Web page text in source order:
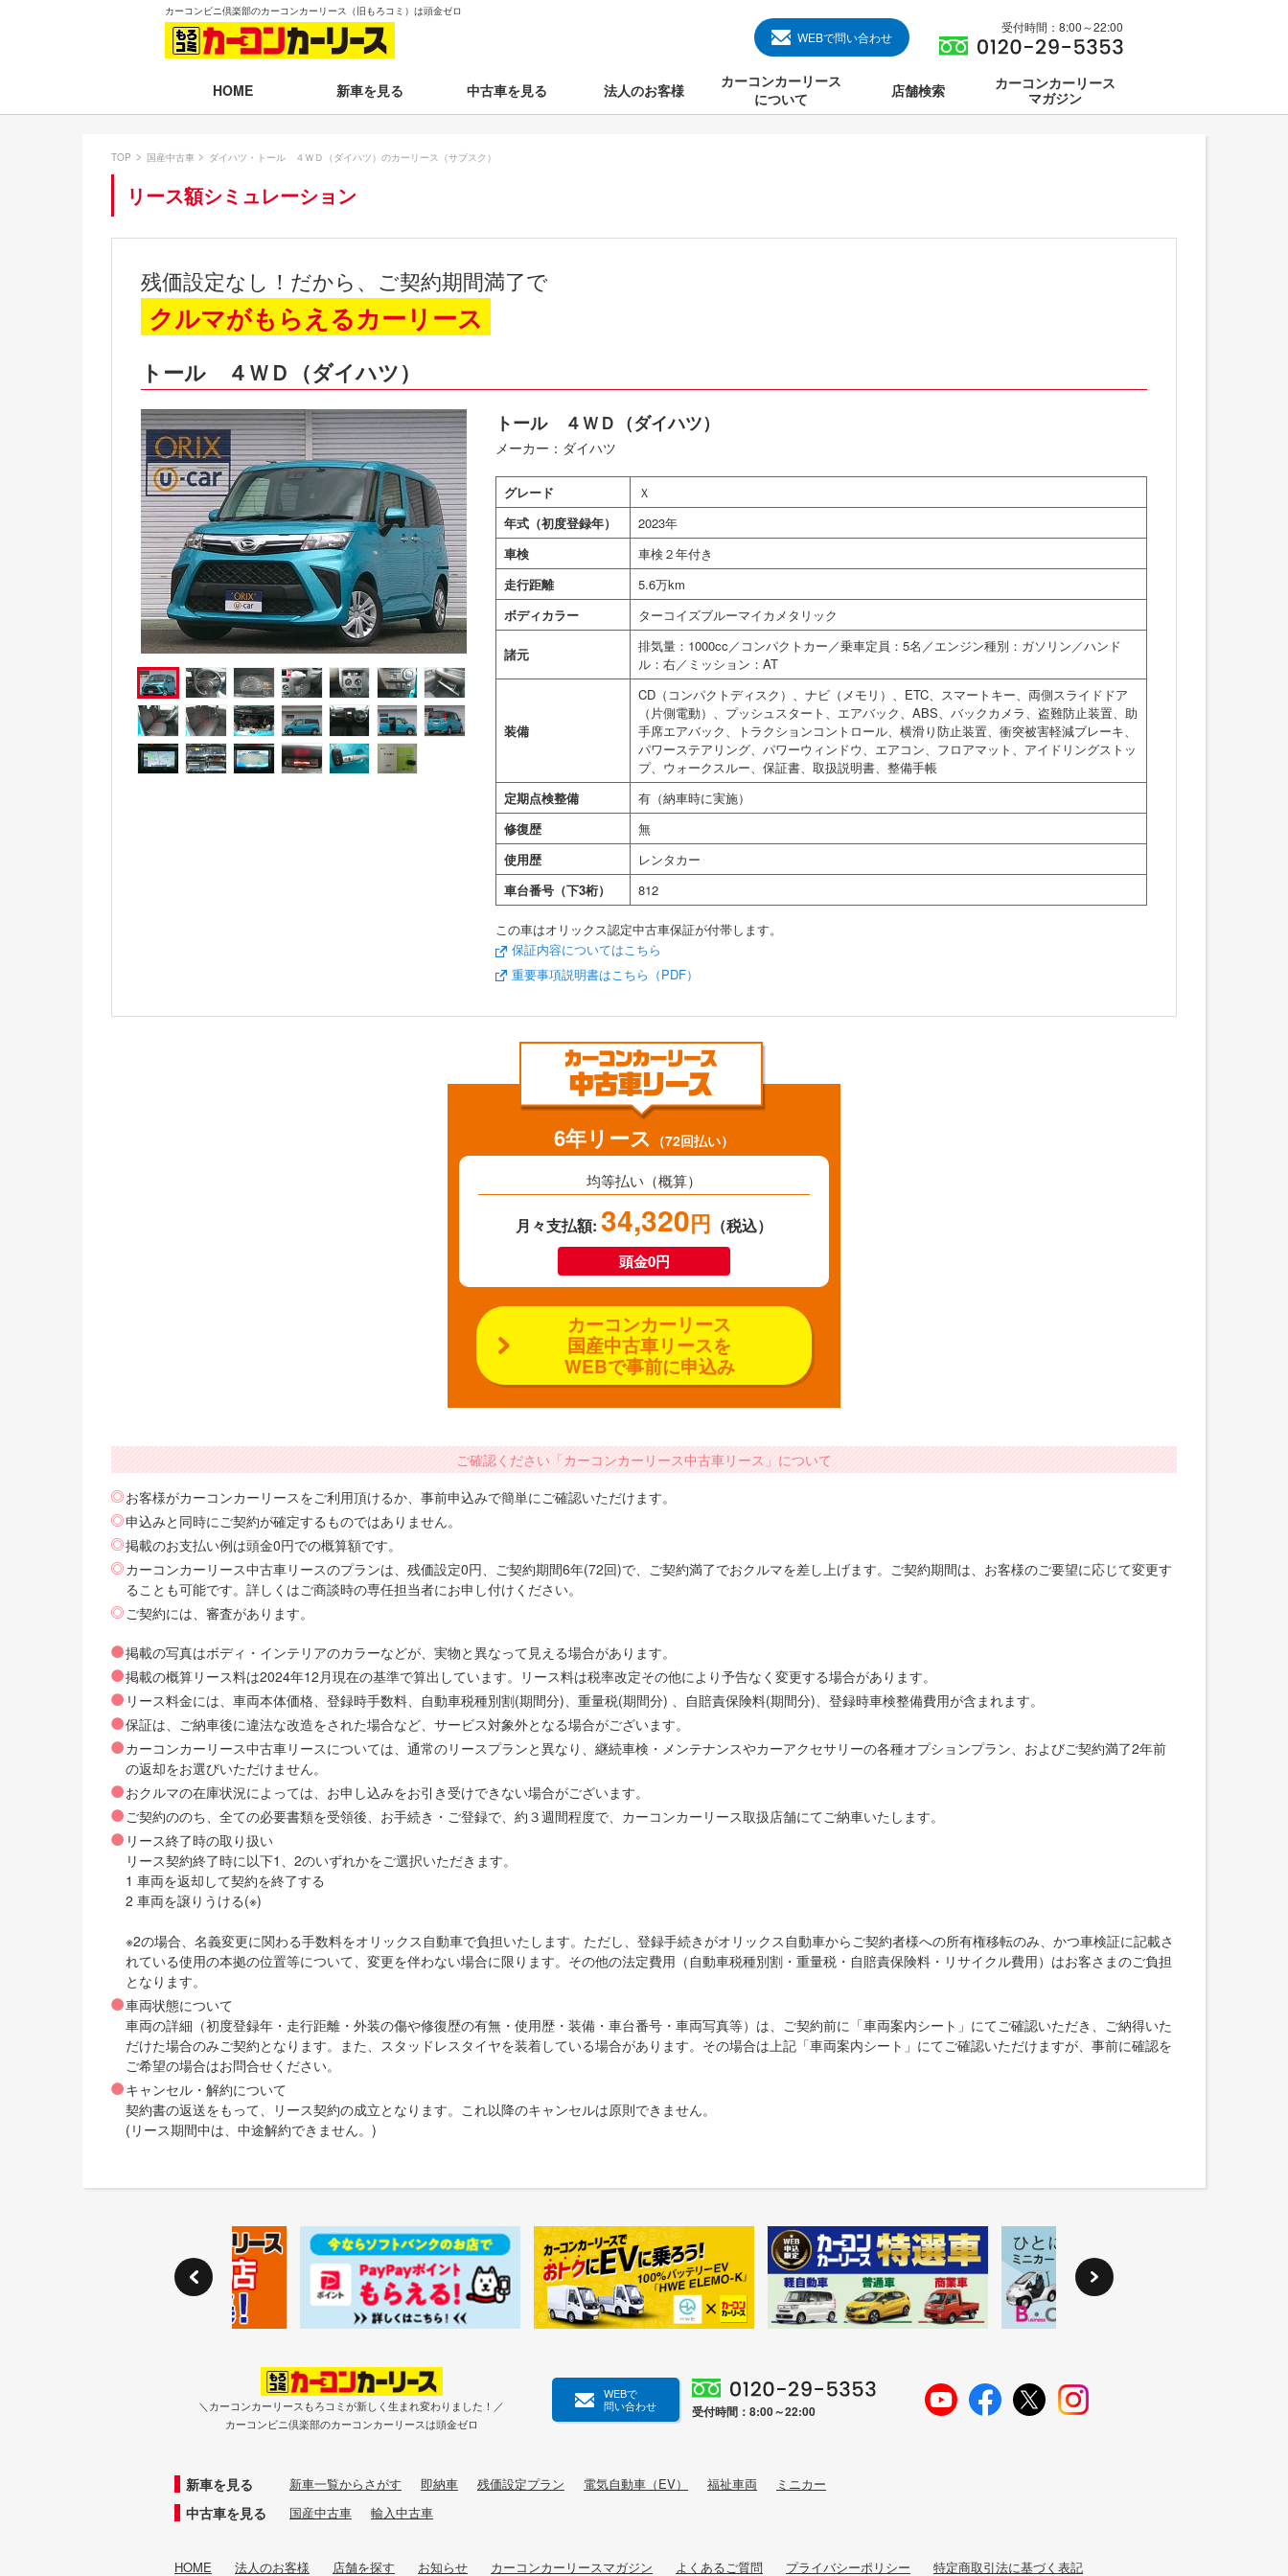
カーコンビニ倶楽部のカーコンカーリース（旧もろコミ）は頭金ゼロ
WEBで問い合わせ
受付時間：8:00～22:00
HOME 新車を見る
月々50,001円以上のクルマを見る
新車一覧から選ぶ
即納車（最短14日で納車）
残価設定プラン
電気自動車（EV）
福祉車両
ミニカー
中古車を見る 法人のお客様
カーコンカーリース
について
店舗検索
カーコンカーリース
マガジン
TOP 国産中古車 ダイハツ・トール ４ＷＤ（ダイハツ）のカーリース（サブスク）
リース額シミュレーション
残価設定なし！だから、ご契約期間満了で
クルマがもらえるカーリース
トール ４ＷＤ（ダイハツ）
トール ４ＷＤ（ダイハツ）
メーカー：ダイハツ
グレード
Ｘ
年式（初度登録年）
2023年
車検
車検２年付き
走行距離
5.6万km
ボディカラー
ターコイズブルーマイカメタリック
諸元
排気量：1000cc／コンパクトカー／乗車定員：5名／エンジン種別：ガソリン／ハンド
ル：右／ミッション：AT
装備
CD（コンパクトディスク）、ナビ（メモリ）、ETC、スマートキー、両側スライドドア
（片側電動）、プッシュスタート、エアバック、ABS、バックカメラ、盗難防止装置、助
手席エアバック、トラクションコントロール、横滑り防止装置、衝突被害軽減ブレーキ、
パワーステアリング、パワーウィンドウ、エアコン、フロアマット、アイドリングストッ
プ、ウォークスルー、保証書、取扱説明書、整備手帳
定期点検整備
有（納車時に実施）
修復歴
無
使用歴
レンタカー
車台番号（下3桁）
812
この車はオリックス認定中古車保証が付帯します。
保証内容についてはこちら
重要事項説明書はこちら（PDF）
6年リース （72回払い）
均等払い（概算）
月々支払額: 34,320円 （税込）
頭金0円
カーコンカーリース
国産中古車リースを
WEBで事前に申込み
ご確認ください「カーコンカーリース中古車リース」について
お客様がカーコンカーリースをご利用頂けるか、事前申込みで簡単にご確認いただけます。
申込みと同時にご契約が確定するものではありません。
掲載のお支払い例は頭金0円での概算額です。
カーコンカーリース中古車リースのプランは、残価設定0円、ご契約期間6年(72回)で、ご契約満了でおクルマを差し上げます。ご契約期間は、お客様のご要望に応じて変更す
ることも可能です。詳しくはご商談時の専任担当者にお申し付けください。
ご契約には、審査があります。
掲載の写真はボディ・インテリアのカラーなどが、実物と異なって見える場合があります。
掲載の概算リース料は2024年12月現在の基準で算出しています。リース料は税率改定その他により予告なく変更する場合があります。
リース料金には、車両本体価格、登録時手数料、自動車税種別割(期間分)、重量税(期間分) 、自賠責保険料(期間分)、登録時車検整備費用が含まれます。
保証は、ご納車後に違法な改造をされた場合など、サービス対象外となる場合がございます。
カーコンカーリース中古車リースについては、通常のリースプランと異なり、継続車検・メンテナンスやカーアクセサリーの各種オプションプラン、およびご契約満了2年前
の返却をお選びいただけません。
おクルマの在庫状況によっては、お申し込みをお引き受けできない場合がございます。
ご契約ののち、全ての必要書類を受領後、お手続き・ご登録で、約３週間程度で、カーコンカーリース取扱店舗にてご納車いたします。
リース終了時の取り扱い
リース契約終了時に以下1、2のいずれかをご選択いただきます。
1 車両を返却して契約を終了する
2 車両を譲りうける(※)
※2の場合、名義変更に関わる手数料をオリックス自動車で負担いたします。ただし、登録手続きがオリックス自動車からご契約者様への所有権移転のみ、かつ車検証に記載さ
れている使用の本拠の位置等について、変更を伴わない場合に限ります。その他の法定費用（自動車税種別割・重量税・自賠責保険料・リサイクル費用）はお客さまのご負担
となります。
車両状態について
車両の詳細（初度登録年・走行距離・外装の傷や修復歴の有無・使用歴・装備・車台番号・車両写真等）は、ご契約前に「車両案内シート」にてご確認いただき、ご納得いた
だけた場合のみご契約となります。また、スタッドレスタイヤを装着している場合があります。その場合は上記「車両案内シート」にてご確認いただけますが、事前に確認を
ご希望の場合はお問合せください。
キャンセル・解約について
契約書の返送をもって、リース契約の成立となります。これ以降のキャンセルは原則できません。
(リース期間中は、中途解約できません。)
＼カーコンカーリースもろコミが新しく生まれ変わりました！／
カーコンビニ倶楽部のカーコンカーリースは頭金ゼロ
WEBで
問い合わせ
受付時間：8:00～22:00
新車を見る 新車一覧からさがす 即納車 残価設定プラン 電気自動車（EV） 福祉車両 ミニカー
中古車を見る 国産中古車 輸入中古車
HOME 法人のお客様 店舗を探す お知らせ カーコンカーリースマガジン よくあるご質問 プライバシーポリシー 特定商取引法に基づく表記